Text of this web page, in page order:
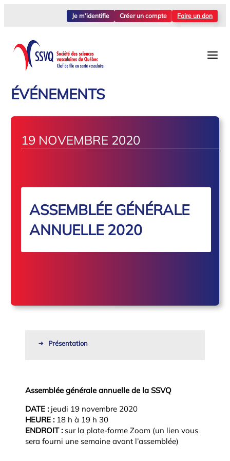
Je m’identifie Créer un compte Faire un don
ÉVÉNEMENTS
19 NOVEMBRE 2020
ASSEMBLÉE GÉNÉRALE
ANNUELLE 2020
Présentation
Assemblée générale annuelle de la SSVQ
DATE :jeudi 19 novembre 2020
HEURE :18 h à 19 h 30
ENDROIT :sur la plate-forme Zoom (un lien vous
sera fourni une semaine avant l’assemblée)